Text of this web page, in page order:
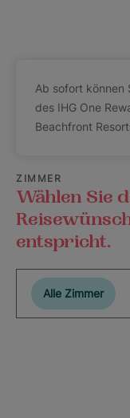
Ab sofort können
des IHG One
Beachfront
ZIMMER
Wählen Sie
entspricht.
Alle Zimmer